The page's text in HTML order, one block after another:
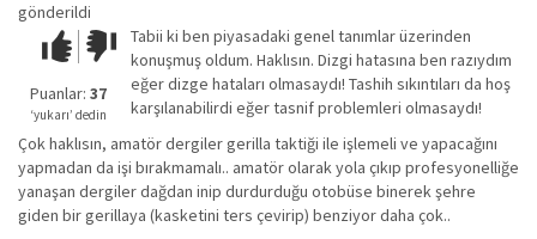
gönderildi
Çok iyi!O
kadar
iyi
değil!
Puanlar: 37
‘yukarı’ dedin
Tabii ki ben piyasadaki genel tanımlar üzerinden
konuşmuş oldum. Haklısın. Dizgi hatasına ben razıydım
eğer dizge hataları olmasaydı! Tashih sıkıntıları da hoş
karşılanabilirdi eğer tasnif problemleri olmasaydı!
Çok haklısın, amatör dergiler gerilla taktiği ile işlemeli ve yapacağını
yapmadan da işi bırakmamalı.. amatör olarak yola çıkıp profesyonelliğe
yanaşan dergiler dağdan inip durdurduğu otobüse binerek şehre
giden bir gerillaya (kasketini ters çevirip) benziyor daha çok..